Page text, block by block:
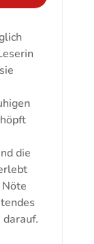
die